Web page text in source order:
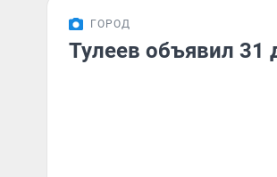
ГОРОД
Тулеев объявил